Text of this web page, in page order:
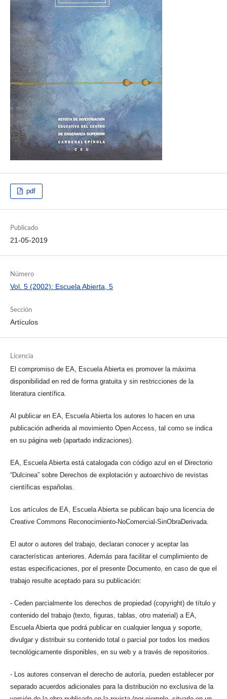
pdf
Publicado
21-05-2019
Número
Vol. 5 (2002): Escuela Abierta, 5
Sección
Artículos
Licencia
El compromiso de EA, Escuela Abierta es promover la máxima
disponibilidad en red de forma gratuita y sin restricciones de la
literatura científica.
Al publicar en EA, Escuela Abierta los autores lo hacen en una
publicación adherida al movimiento Open Access, tal como se indica
en su página web (apartado indizaciones).
EA, Escuela Abierta está catalogada con código azul en el Directorio
“Dulcinea” sobre Derechos de explotación y autoarchivo de revistas
científicas españolas.
Los artículos de EA, Escuela Abierta se publican bajo una licencia de
Creative Commons Reconocimiento-NoComercial-SinObraDerivada.
El autor o autores del trabajo, declaran conocer y aceptar las
características anteriores. Además para facilitar el cumplimiento de
estas especificaciones, por el presente Documento, en caso de que el
trabajo resulte aceptado para su publicación:
- Ceden parcialmente los derechos de propiedad (copyright) de título y
contenido del trabajo (texto, figuras, tablas, otro material) a EA,
Escuela Abierta que podrá publicar en cualquier lengua y soporte,
divulgar y distribuir su contenido total o parcial por todos los medios
tecnológicamente disponibles, en su web y a través de repositorios.
- Los autores conservan el derecho de autoría, pueden establecer por
separado acuerdos adicionales para la distribución no exclusiva de la